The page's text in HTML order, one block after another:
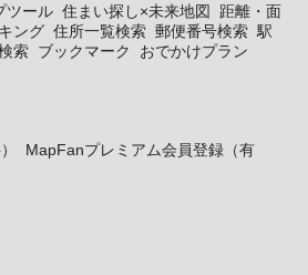
ツール 住まい探し×未来地図
距離・面
ング 住所一覧検索 郵便番号検索 駅
索 ブックマーク おでかけプラン
MapFanプレミアム会員登録（有